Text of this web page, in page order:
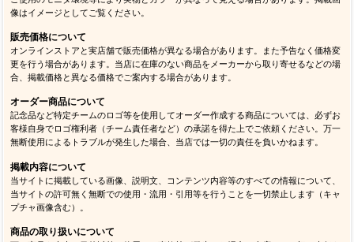
像はイメージとしてご覧ください。
販売価格について
オンラインストアと実店舗で販売価格が異なる場合があります。また予告なく価格変
更を行う場合があります。当店に在庫のない商品をメーカーから取り寄せるなどの場
合、掲載価格と異なる価格でご案内する場合があります。
オーダー商品について
記念品など特定チームのロゴ等を使用してオーダー作成する商品については、必ずお
客様自身でロゴ権利者（チーム責任者など）の承諾を得た上でご依頼ください。万一
無断使用によるトラブルが発生した場合、当店では一切の責任を負いかねます。
掲載内容について
当サイトに掲載している画像、説明文、コンテンツ内容等のすべての情報について、
当サイトの許可無く無断での使用・流用・引用等を行うことを一切禁止します（キャ
プチャ画像含む）。
商品の取り扱いについて